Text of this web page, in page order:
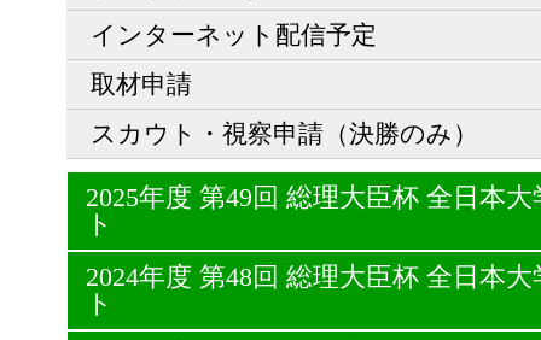
インターネット配信予定
取材申請
スカウト・視察申請（決勝のみ）
2025年度 第49回 総理大臣杯 全日本
ト
2024年度 第48回 総理大臣杯 全日本
ト